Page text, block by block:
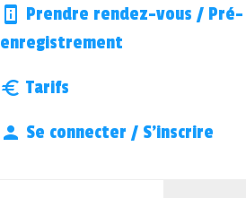
Prendre rendez-vous / Pré-
enregistrement
Tarifs
Se connecter / S’inscrire